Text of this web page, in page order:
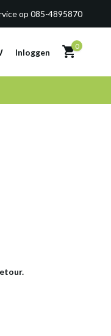
op 085-4895870
Inloggen
0